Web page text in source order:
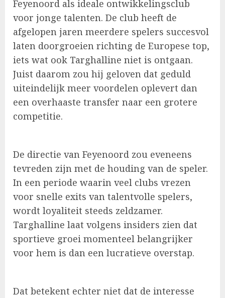
Feyenoord als ideale ontwikkelingsclub
voor jonge talenten. De club heeft de
afgelopen jaren meerdere spelers succesvol
laten doorgroeien richting de Europese top,
iets wat ook Targhalline niet is ontgaan.
Juist daarom zou hij geloven dat geduld
uiteindelijk meer voordelen oplevert dan
een overhaaste transfer naar een grotere
competitie.
De directie van Feyenoord zou eveneens
tevreden zijn met de houding van de speler.
In een periode waarin veel clubs vrezen
voor snelle exits van talentvolle spelers,
wordt loyaliteit steeds zeldzamer.
Targhalline laat volgens insiders zien dat
sportieve groei momenteel belangrijker
voor hem is dan een lucratieve overstap.
Dat betekent echter niet dat de interesse